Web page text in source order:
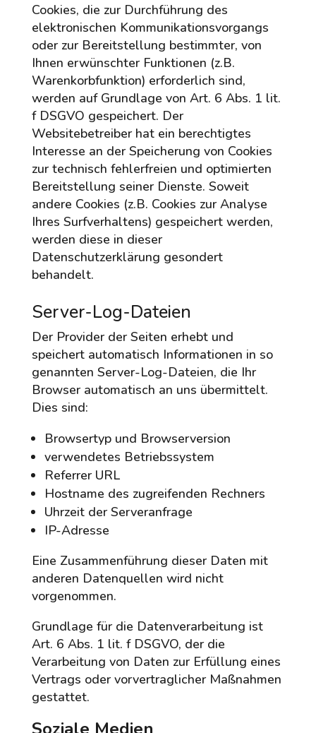
Cookies, die zur Durchführung des
elektronischen Kommunikationsvorgangs
oder zur Bereitstellung bestimmter, von
Ihnen erwünschter Funktionen (z.B.
Warenkorbfunktion) erforderlich sind,
werden auf Grundlage von Art. 6 Abs. 1 lit.
f DSGVO gespeichert. Der
Websitebetreiber hat ein berechtigtes
Interesse an der Speicherung von Cookies
zur technisch fehlerfreien und optimierten
Bereitstellung seiner Dienste. Soweit
andere Cookies (z.B. Cookies zur Analyse
Ihres Surfverhaltens) gespeichert werden,
werden diese in dieser
Datenschutzerklärung gesondert
behandelt.
Server-Log-Dateien
Der Provider der Seiten erhebt und
speichert automatisch Informationen in so
genannten Server-Log-Dateien, die Ihr
Browser automatisch an uns übermittelt.
Dies sind:
Browsertyp und Browserversion
verwendetes Betriebssystem
Referrer URL
Hostname des zugreifenden Rechners
Uhrzeit der Serveranfrage
IP-Adresse
Eine Zusammenführung dieser Daten mit
anderen Datenquellen wird nicht
vorgenommen.
Grundlage für die Datenverarbeitung ist
Art. 6 Abs. 1 lit. f DSGVO, der die
Verarbeitung von Daten zur Erfüllung eines
Vertrags oder vorvertraglicher Maßnahmen
gestattet.
Soziale Medien